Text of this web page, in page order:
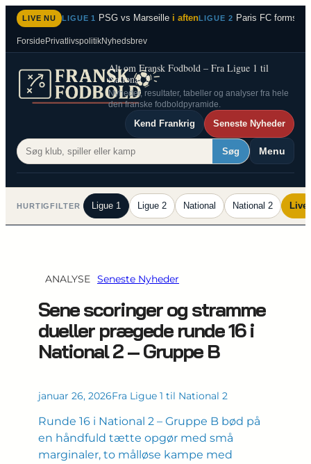
Spring
indhold
LIVE NU LIGUE 1 PSG vs Marseille i aftenLIGUE 2 Paris FC
Forside PrivatlivspolitikNyhedsbrev
Alt om Fransk Fodbold – Fra Ligue 1 til
National 2
Nyheder, resultater, tabeller og analyser fra hele
den franske fodboldpyramide.
Kend Frankrig Seneste Nyheder
Søg Menu
HURTIGFILTER Ligue 1 Ligue 2 National National 2 Live
ANALYSE Seneste Nyheder
Sene scoringer og stramme
dueller prægede runde 16 i
National 2 – Gruppe B
januar 26, 2026Fra Ligue 1 til National 2
Runde 16 i National 2 – Gruppe B bød på
en håndfuld tætte opgør med små
marginaler, to målløse kampe med